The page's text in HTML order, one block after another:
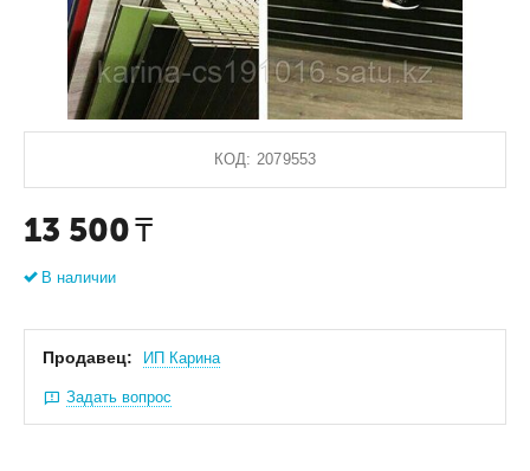
КОД: 2079553
13 500 ₸
В наличии
Продавец: ИП Карина
Задать вопрос